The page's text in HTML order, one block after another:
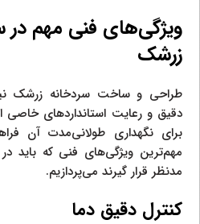
ویژگی‌های فنی مهم
زرشک
طراحی و ساخت سردخانه زرشک
دقیق و رعایت استانداردهای خاصی
برای نگهداری طولانی‌مدت آن
مهم‌ترین ویژگی‌های فنی که
مدنظر قرار گیرند می‌پردازیم.
کنترل دقیق دما